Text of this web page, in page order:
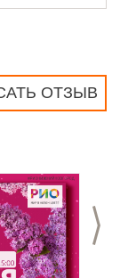
ОТЗЫВ
>